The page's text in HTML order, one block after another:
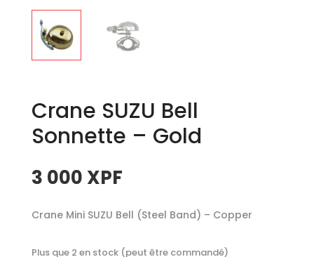
Crane SUZU Bell
Sonnette – Gold
3 000 XPF
Crane Mini SUZU Bell (Steel Band) – Copper
Plus que 2 en stock (peut être commandé)